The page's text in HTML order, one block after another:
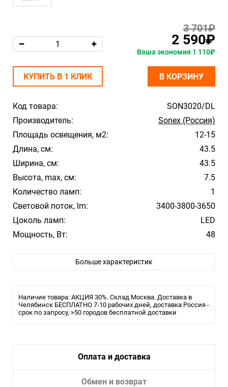
Код товара:
SON3020/DL
Производитель:
Sonex (Россия)
Площадь освещения, м2:
12-15
Длина, см:
43.5
Ширина, см:
43.5
Высота, max, см:
7.5
Количество ламп:
1
Световой поток, lm:
3400-3800-3650
Цоколь ламп:
LED
Мощность, Вт:
48
Цвет плафона/абажура:
Стиль:
Модерн
Лампочки в комплекте:
Больше характеристик
Наличие товара: АКЦИЯ 30%. Склад Москва. Доставка в
Челябинск БЕСПЛАТНО 7-10 рабочих дней, доставка Россия -
срок по запросу, >50 городов бесплатной доставки
3 701₽
2 590₽
Ваша экономия 1 110₽
КУПИТЬ В 1 КЛИК В КОРЗИНУ
Оплата и доставка
Обмен и возврат